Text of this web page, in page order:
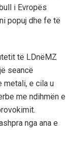
i Evropës
popuj dhe fe të
të LDnëMZ
seancë
metali, e cila u
me ndihmën e
nga ana e